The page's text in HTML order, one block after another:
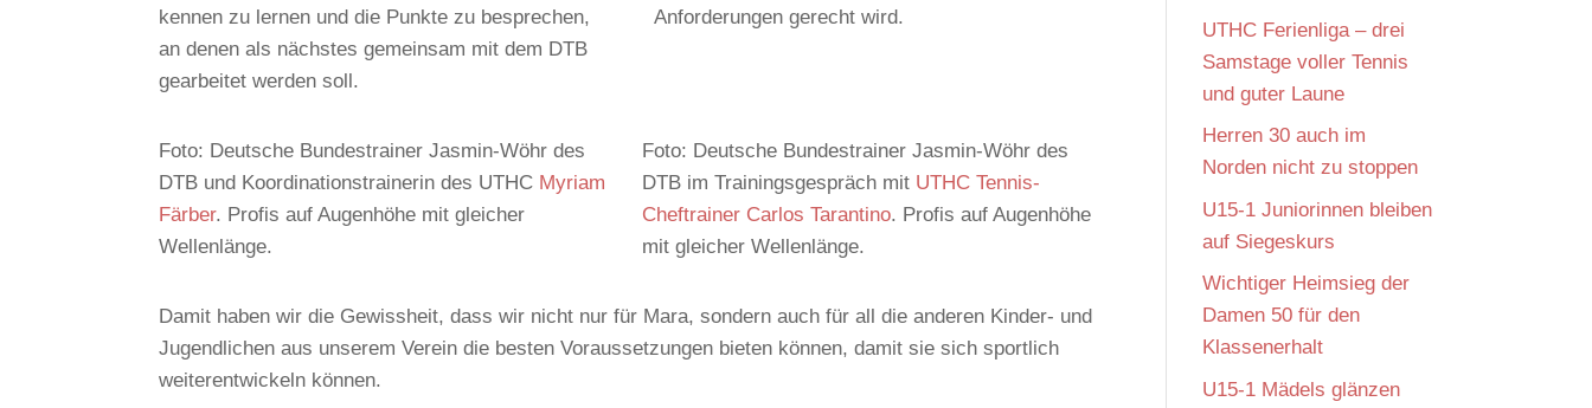
kennen zu lernen und die Punkte zu besprechen,
an denen als nächstes gemeinsam mit dem DTB
gearbeitet werden soll.
Anforderungen gerecht wird.
Foto: Deutsche Bundestrainer Jasmin-Wöhr des
DTB und Koordinationstrainerin des UTHC Myriam
Färber. Profis auf Augenhöhe mit gleicher
Wellenlänge.
Foto: Deutsche Bundestrainer Jasmin-Wöhr des
DTB im Trainingsgespräch mit UTHC Tennis-
Cheftrainer Carlos Tarantino. Profis auf Augenhöhe
mit gleicher Wellenlänge.
Damit haben wir die Gewissheit, dass wir nicht nur für Mara, sondern auch für all die anderen Kinder- und
Jugendlichen aus unserem Verein die besten Voraussetzungen bieten können, damit sie sich sportlich
weiterentwickeln können.
UTHC Ferienliga – drei
Samstage voller Tennis
und guter Laune
Herren 30 auch im
Norden nicht zu stoppen
U15-1 Juniorinnen bleiben
auf Siegeskurs
Wichtiger Heimsieg der
Damen 50 für den
Klassenerhalt
U15-1 Mädels glänzen